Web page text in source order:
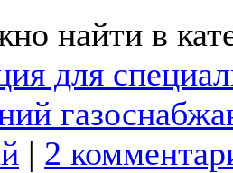
найти в
для
| 2